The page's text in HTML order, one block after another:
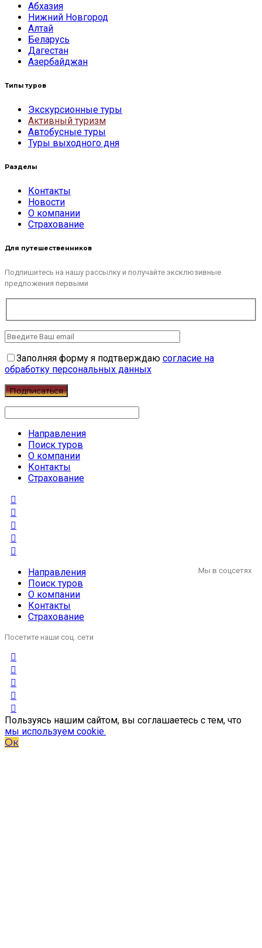
Абхазия
Нижний Новгород
Алтай
Беларусь
Дагестан
Азербайджан
Типы туров
Экскурсионные туры
Активный туризм
Автобусные туры
Туры выходного дня
Разделы
Контакты
Новости
О компании
Страхование
Для путешественников
Подпишитесь на нашу рассылку и получайте эксклюзивные
предложения первыми
Заполняя форму я подтверждаю согласие на
обработку персональных данных
Направления
Поиск туров
О компании
Контакты
Страхование
Мы в соцсетях
Направления
Поиск туров
О компании
Контакты
Страхование
Посетите наши соц. сети
Пользуясь нашим сайтом, вы соглашаетесь с тем, что
мы используем cookie.
Ок